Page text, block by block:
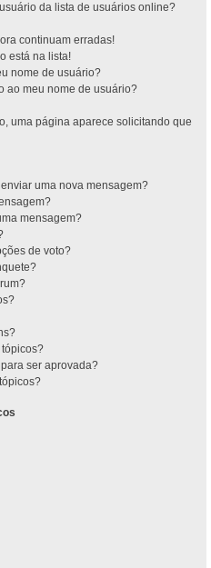
da lista de usuários online?
continuam erradas!
está na lista!
nome de usuário?
ao meu nome de usuário?
uma página aparece solicitando que
uma nova mensagem?
mensagem?
de voto?
tópicos?
ser aprovada?